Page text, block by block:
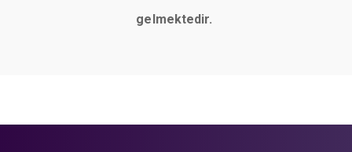
gelmektedir.